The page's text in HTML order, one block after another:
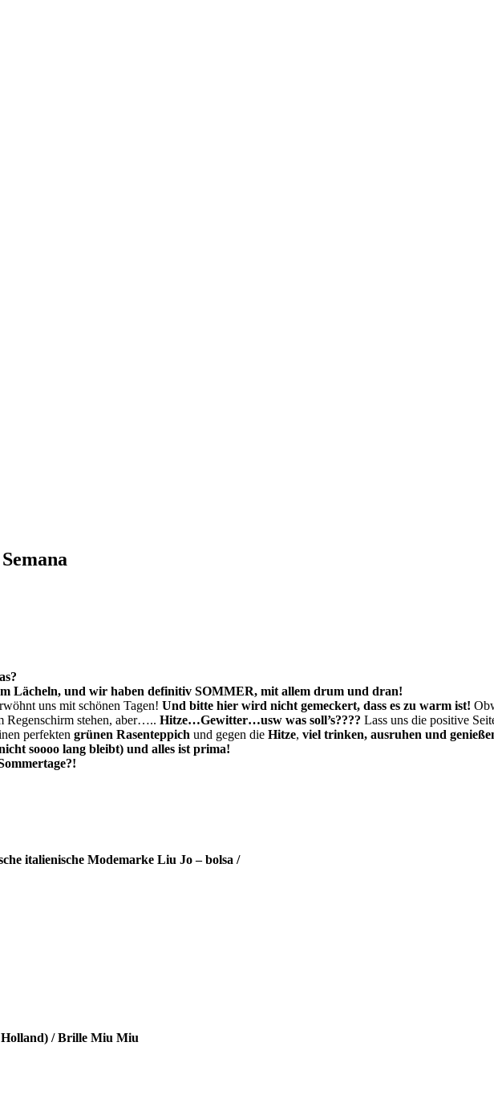
Lächeln, und wir haben definitiv SOMMER, mit allem drum und dran!
uns mit schönen Tagen! Und bitte hier wird nicht gemeckert, dass es zu warm ist!
Regenschirm stehen, aber….. Hitze…Gewitter…usw was soll’s???? Lass uns die positive
perfekten grünen Rasenteppich und gegen die Hitze, viel trinken, ausruhen und
soooo lang bleibt) und alles ist prima!
italienische Modemarke Liu Jo – bolsa /
Holland) / Brille Miu Miu